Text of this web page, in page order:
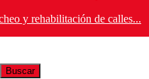
y rehabilitación de calles...
Buscar